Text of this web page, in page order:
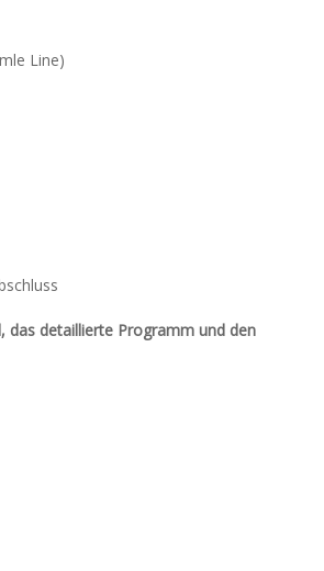
Line)
das detaillierte Programm und den